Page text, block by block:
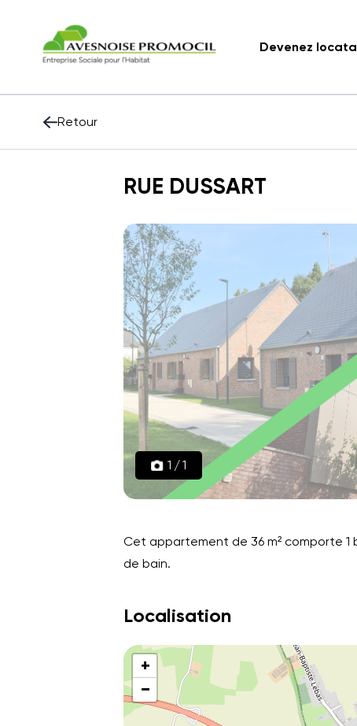
Devenez
Retour
RUE DUSSART
1 /1
Cet appartement de 36 m² comporte 1
de bain.
Localisation
+
−